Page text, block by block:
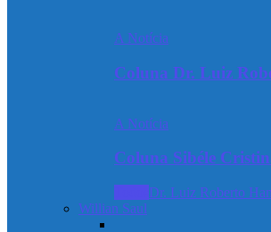
A Notícia
Coluna Dr. Luiz
A Notícia
Coluna Sibéle
Dr. Luiz Roberto
Willian Saul